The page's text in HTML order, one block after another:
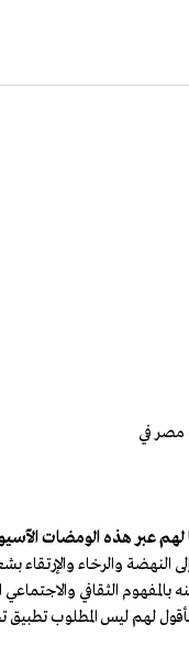
مصر في
عبر هذه الومضات
النهضة والرخاء والإرتقاء
الثقافي والاجتماعي
لهم ليس المطلوب تطبيق